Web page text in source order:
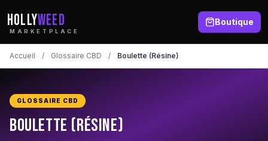
HOLLYWEED
MARKETPLACE
Boutique
Accueil / Glossaire CBD / Boulette (Résine)
GLOSSAIRE CBD
Boulette (Résine)